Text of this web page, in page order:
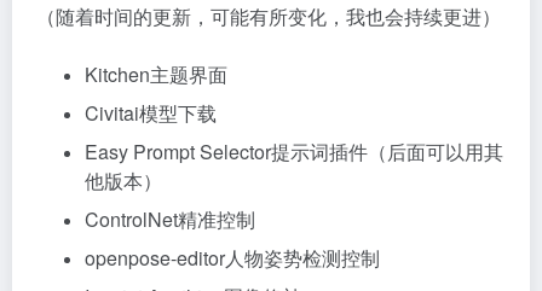
（随着时间的更新，可能有所变化，我也会持续更进）
Kitchen主题界面
Civitai模型下载
Easy Prompt Selector提示词插件（后面可以用其
他版本）
ControlNet精准控制
openpose-editor人物姿势检测控制